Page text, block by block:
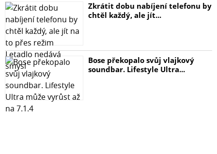
Zkrátit dobu nabíjení telefonu by
chtěl každý, ale jít...
Bose překopalo svůj vlajkový
soundbar. Lifestyle Ultra...